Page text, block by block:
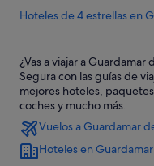
Hoteles de 4 estrellas en
Hoteles con todo incluido
Apartamentos en El
Hoteles con spa en El
Complejos de pisos en
Campings de caravanas en
¿Vas a viajar a
Segura con las guías de
mejores hoteles,
coches y mucho más.
Vuelos a Guardamar
Hoteles en